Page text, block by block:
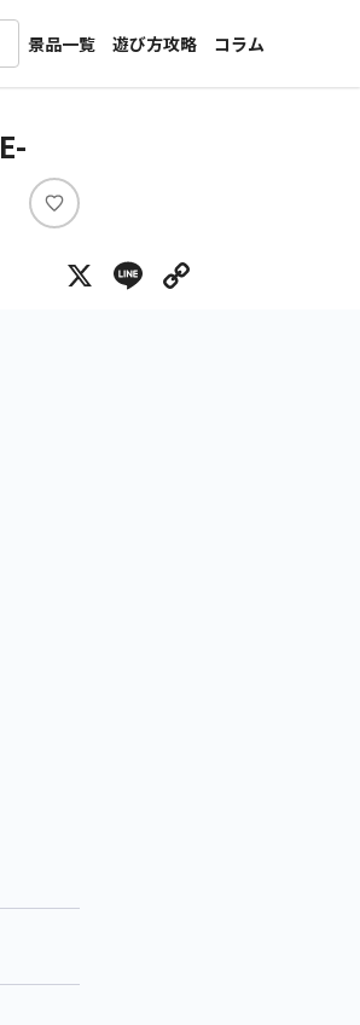
景品一覧
新着景品
メーカー一覧
遊び方攻略
コラム
インタビュー
い
ね
X Line